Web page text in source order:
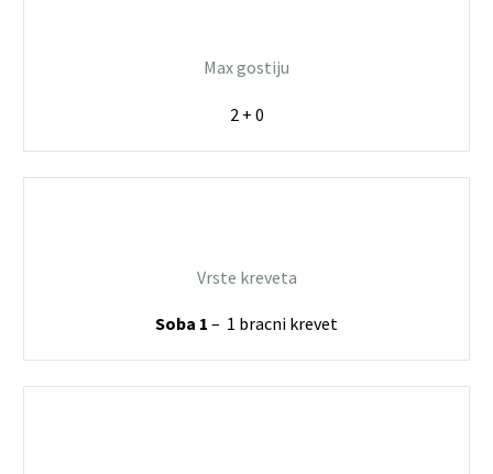
Max gostiju
2 + 0
Vrste kreveta
Soba 1 – 1 bracni krevet